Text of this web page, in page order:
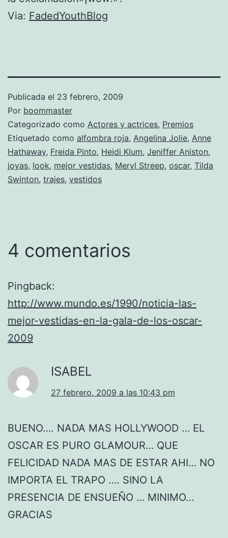
Via: FadedYouthBlog
Publicada el 23 febrero, 2009
Por boommaster
Categorizado como Actores y actrices, Premios
Etiquetado como alfombra roja, Angelina Jolie, Anne
Hathaway, Freida Pinto, Heidi Klum, Jeniffer Aniston,
joyas, look, mejor vestidas, Meryl Streep, oscar, Tilda
Swinton, trajes, vestidos
4 comentarios
Pingback:
http://www.mundo.es/1990/noticia-las-
mejor-vestidas-en-la-gala-de-los-oscar-
2009
ISABEL
27 febrero, 2009 a las 10:43 pm
BUENO…. NADA MAS HOLLYWOOD … EL
OSCAR ES PURO GLAMOUR… QUE
FELICIDAD NADA MAS DE ESTAR AHI… NO
IMPORTA EL TRAPO …. SINO LA
PRESENCIA DE ENSUEÑO … MINIMO…
GRACIAS